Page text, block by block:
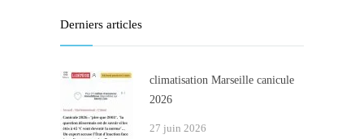
Derniers articles
climatisation Marseille canicule
2026
27 juin 2026